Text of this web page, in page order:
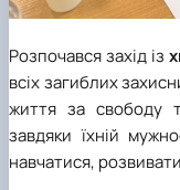
Розпочався захід із
всіх загиблих
життя за свободу
завдяки їхній
навчатися,